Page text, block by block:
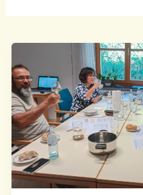
Metprämierung
–
Die
Suche
nach
den
Landessiegern